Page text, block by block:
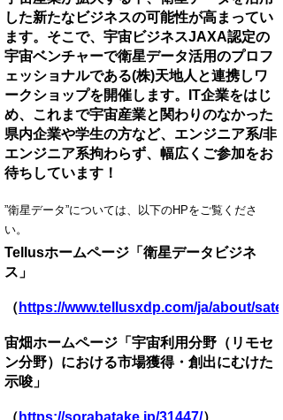
した新たなビジネスの可能性が高まってい
ます。そこで、宇宙ビジネスJAXA認定の
宇宙ベンチャーで衛星データ活用のプロフ
ェッショナルである(株)天地人と連携しワ
ークショップを開催します。IT企業をはじ
め、これまで宇宙産業と関わりのなかった
県内企業や学生の方など、 エンジニア系/非
エンジニア系拘わらず、 幅広くご参加をお
待ちしています！
”衛星データ”については、以下のHPをご覧くださ
い。
Tellusホームページ「衛星データビジネ
ス」
（ https://www.tellusxdp.com/ja/about/
宙畑ホームページ「宇宙利用分野（リモセ
ン分野）における市場獲得・創出にむけた
示唆」
（ https://sorabatake.jp/31447/）